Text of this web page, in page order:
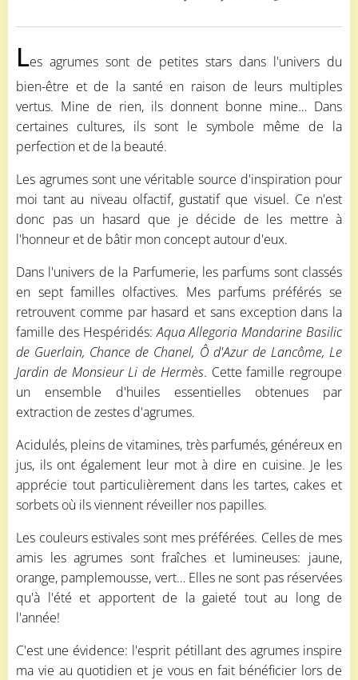
Les agrumes sont de petites stars dans l'univers du
bien-être et de la santé en raison de leurs multiples
vertus. Mine de rien, ils donnent bonne mine… Dans
certaines cultures, ils sont le symbole même de la
perfection et de la beauté.
Les agrumes sont une véritable source d'inspiration pour
moi tant au niveau olfactif, gustatif que visuel. Ce n'est
donc pas un hasard que je décide de les mettre à
l'honneur et de bâtir mon concept autour d'eux.
Dans l'univers de la Parfumerie, les parfums sont classés
en sept familles olfactives. Mes parfums préférés se
retrouvent comme par hasard et sans exception dans la
famille des Hespéridés:Aqua Allegoria Mandarine Basilic
de Guerlain, Chance de Chanel, Ô d'Azur de Lancôme, Le
Jardin de Monsieur Li de Hermès. Cette famille regroupe
un ensemble d'huiles essentielles obtenues par
extraction de zestes d'agrumes.
Acidulés, pleins de vitamines, très parfumés, généreux en
jus, ils ont également leur mot à dire en cuisine. Je les
apprécie tout particulièrement dans les tartes, cakes et
sorbets où ils viennent réveiller nos papilles.
Les couleurs estivales sont mes préférées. Celles de mes
amis les agrumes sont fraîches et lumineuses: jaune,
orange, pamplemousse, vert… Elles ne sont pas réservées
qu'à l'été et apportent de la gaieté tout au long de
l'année!
C'est une évidence: l'esprit pétillant des agrumes inspire
ma vie au quotidien et je vous en fait bénéficier lors de